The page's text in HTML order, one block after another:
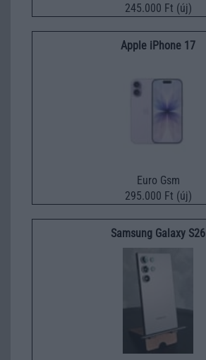
245.000 Ft (új)
Apple iPhone 17
Euro Gsm
295.000 Ft (új)
Samsung Galaxy S26